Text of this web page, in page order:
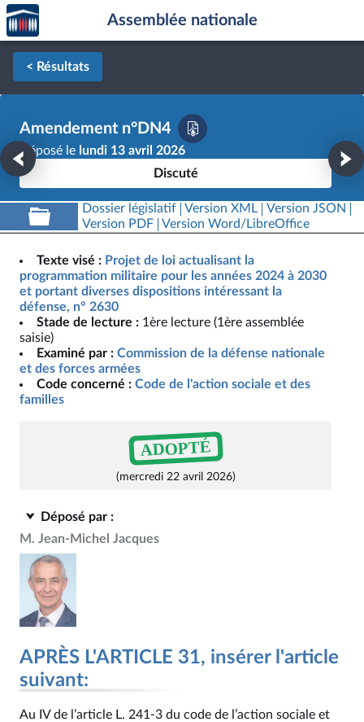
Aller au contenu
Aller en bas de la page
Accèder
à la
page
d'accueil
Assemblée nationale
< Résultats
Amendement n°DN4
Déposé le lundi 13 avril 2026
Discuté
Dossier législatif Version XML
Version JSON
Version PDF
Version Word/LibreOffice
Texte visé : Projet de loi actualisant la
programmation militaire pour les années 2024 à 2030
et portant diverses dispositions intéressant la
défense, n° 2630
Stade de lecture : 1ère lecture (1ère assemblée
saisie)
Examiné par : Commission de la défense nationale
et des forces armées
Code concerné : Code de l'action sociale et des
familles
ADOPTÉ
(mercredi 22 avril 2026)
Déposé par :
M. Jean-Michel Jacques
APRÈS L'ARTICLE 31, insérer l'article
suivant:
Au IV de l’article L. 241‑3 du code de l’action sociale et